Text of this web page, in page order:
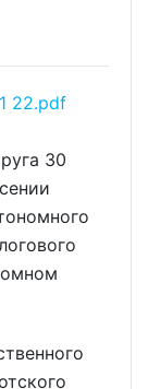
22.pdf
30